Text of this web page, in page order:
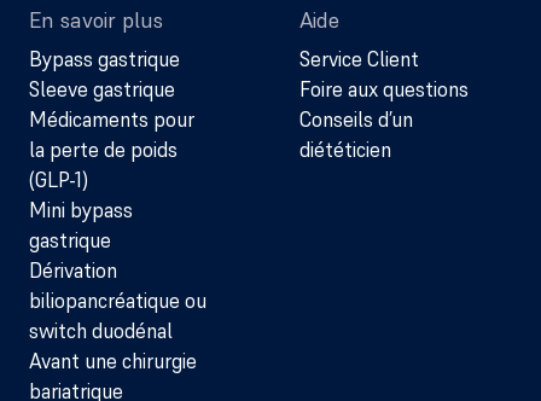
En savoir plus
Bypass gastrique
Sleeve gastrique
Médicaments pour
la perte de poids
(GLP-1)
Mini bypass
gastrique
Dérivation
biliopancréatique ou
switch duodénal
Avant une chirurgie
bariatrique
Aide
Service Client
Foire aux questions
Conseils d’un
diététicien